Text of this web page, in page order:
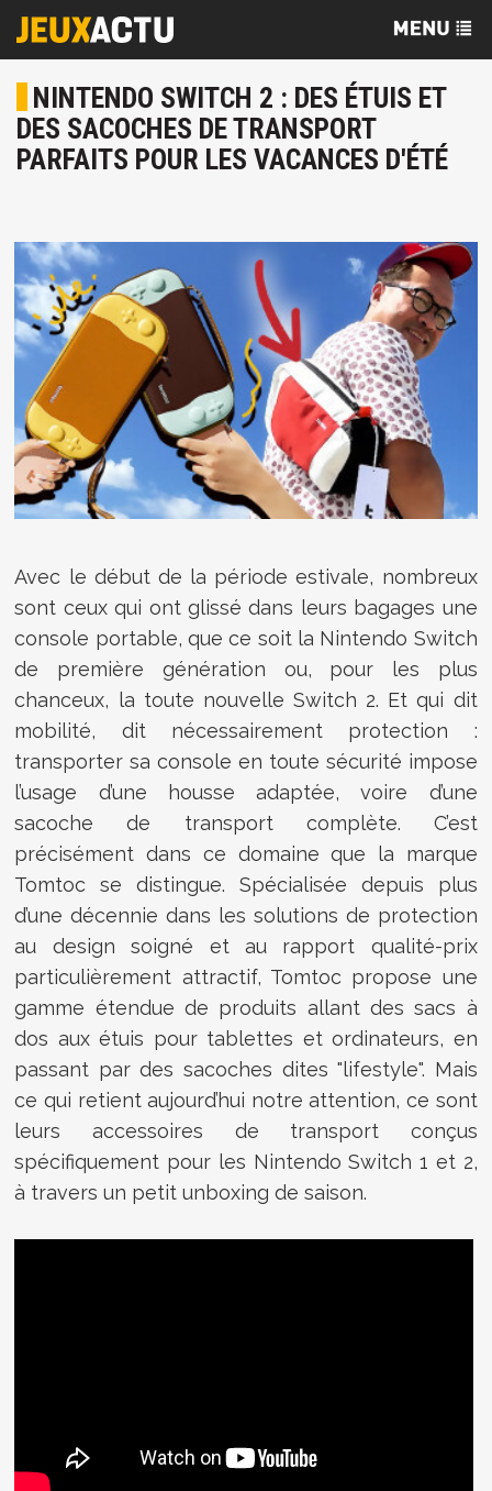
NINTENDO SWITCH 2 : DES ÉTUIS ET
DES SACOCHES DE TRANSPORT
PARFAITS POUR LES VACANCES D'ÉTÉ
Avec le début de la période estivale, nombreux
sont ceux qui ont glissé dans leurs bagages une
console portable, que ce soit la Nintendo Switch
de première génération ou, pour les plus
chanceux, la toute nouvelle Switch 2. Et qui dit
mobilité, dit nécessairement protection :
transporter sa console en toute sécurité impose
l’usage d’une housse adaptée, voire d’une
sacoche de transport complète. C’est
précisément dans ce domaine que la marque
Tomtoc se distingue. Spécialisée depuis plus
d’une décennie dans les solutions de protection
au design soigné et au rapport qualité-prix
particulièrement attractif, Tomtoc propose une
gamme étendue de produits allant des sacs à
dos aux étuis pour tablettes et ordinateurs, en
passant par des sacoches dites "lifestyle". Mais
ce qui retient aujourd’hui notre attention, ce sont
leurs accessoires de transport conçus
spécifiquement pour les Nintendo Switch 1 et 2,
à travers un petit unboxing de saison.